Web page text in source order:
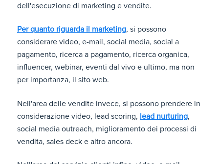
dell'esecuzione di marketing e vendite.
Per quanto riguarda il marketing, si possono
considerare video, e-mail, social media, social a
pagamento, ricerca a pagamento, ricerca organica,
influencer, webinar, eventi dal vivo e ultimo, ma non
per importanza, il sito web.
Nell'area delle vendite invece, si possono prendere in
considerazione video, lead scoring, lead nurturing,
social media outreach, miglioramento dei processi di
vendita, sales deck e altro ancora.